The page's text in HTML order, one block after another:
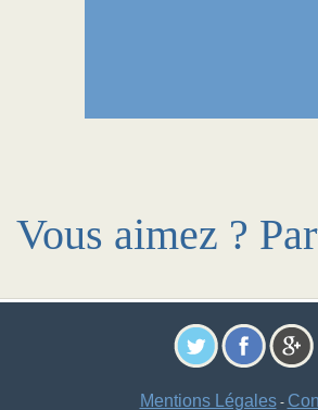
Vous aimez ?
Mentions Légales-